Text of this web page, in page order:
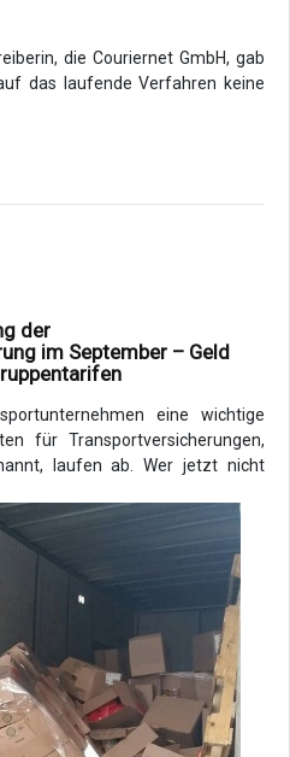
die Couriernet GmbH, gab
das laufende Verfahren keine
der
im September – Geld
eine wichtige
für Transportversicherungen,
laufen ab. Wer jetzt nicht